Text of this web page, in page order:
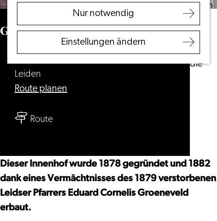
Nur notwendig
Einstellungen ändern
Touristeninformation
Leiden
Entdecken Sie die
Groeneveldstichting
Leiden
Route planen
Routebis
Dieser Innenhof wurde 1878 gegründet und 1882
dank eines Vermächtnisses des 1879 verstorbenen
Leidser Pfarrers Eduard Cornelis Groeneveld
erbaut.